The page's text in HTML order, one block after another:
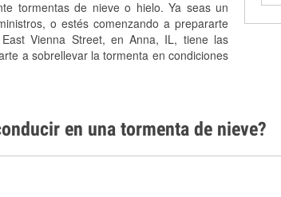
tormentas de nieve o hielo. Ya seas un
o estés comenzando a prepararte
Vienna Street, en Anna, IL, tiene las
a sobrellevar la tormenta en condiciones
en una tormenta de nieve?